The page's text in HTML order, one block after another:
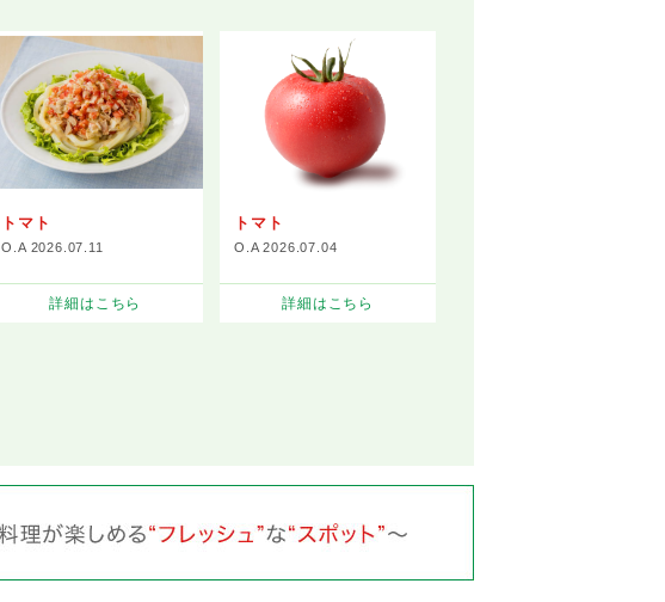
トマト
O.A 2026.07.11
詳細はこちら
トマト
O.A 2026.07.04
詳細はこちら